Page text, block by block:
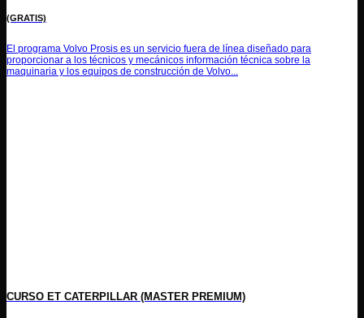
(GRATIS)
El programa Volvo Prosis es un servicio fuera de línea diseñado para
proporcionar a los técnicos y mecánicos información técnica sobre la
maquinaria y los equipos de construcción de Volvo...
CURSO ET CATERPILLAR (MASTER PREMIUM)